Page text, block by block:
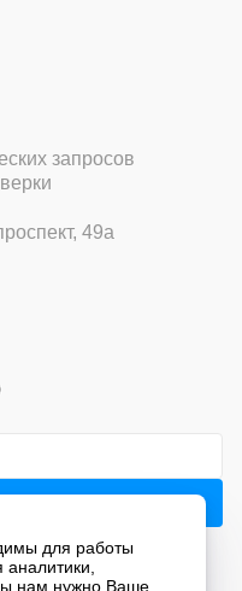
запросов
49а
соглашаетесь с
данных
для работы
нам нужно Ваше